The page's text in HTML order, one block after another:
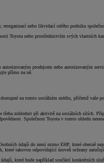
nebo likvidací celého podniku
Toyota nebo prostřednictvím svých vlastních
prodejcem nebo autorizovaným
přímo na ně.
na tomto sociálním médiu, přičemž
zohlednit při aktivitě na sociálních sítích.
Společnost Toyota v tomto ohledu
údajů do zemí mimo EHP, které obecně
které takovou odpovídající úroveň ochrany zaručují.
které bude například součástí konkrétních